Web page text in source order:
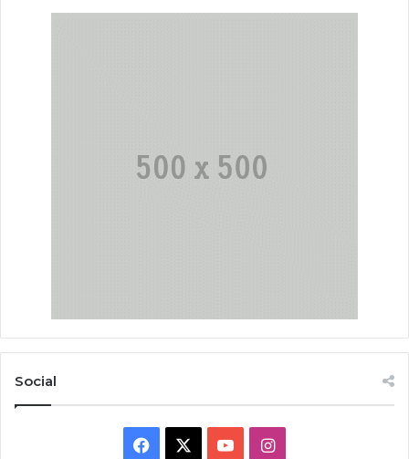
Social
Facebook YouTubeInstagram